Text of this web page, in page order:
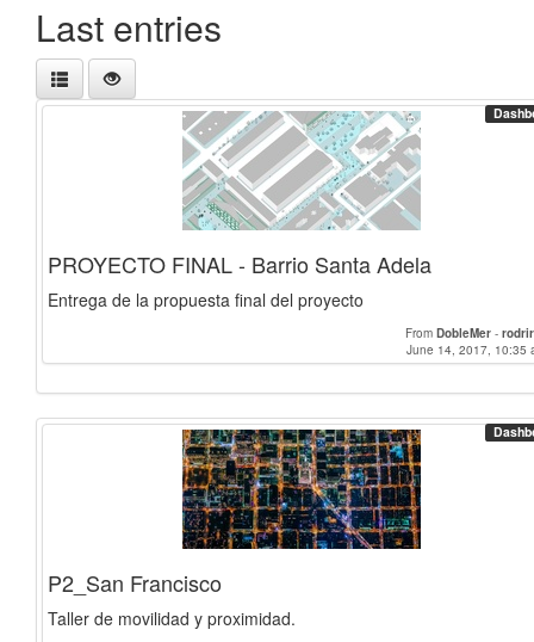
Last entries
PROYECTO FINAL - Barrio Santa Adela
Entrega de la propuesta final del proyecto
From DobleMer -
June 14, 2017, 10:35
P2_San Francisco
Taller de movilidad y proximidad.